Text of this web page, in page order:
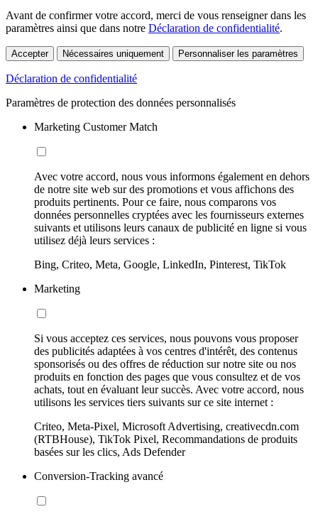
Avant de confirmer votre accord, merci de vous renseigner dans les
paramètres ainsi que dans notre Déclaration de confidentialité.
Accepter Nécessaires uniquement Personnaliser les paramètres
Déclaration de confidentialité
Paramètres de protection des données personnalisés
Marketing Customer Match
Avec votre accord, nous vous informons également en dehors
de notre site web sur des promotions et vous affichons des
produits pertinents. Pour ce faire, nous comparons vos
données personnelles cryptées avec les fournisseurs externes
suivants et utilisons leurs canaux de publicité en ligne si vous
utilisez déjà leurs services :
Bing, Criteo, Meta, Google, LinkedIn, Pinterest, TikTok
Marketing
Si vous acceptez ces services, nous pouvons vous proposer
des publicités adaptées à vos centres d'intérêt, des contenus
sponsorisés ou des offres de réduction sur notre site ou nos
produits en fonction des pages que vous consultez et de vos
achats, tout en évaluant leur succès. Avec votre accord, nous
utilisons les services tiers suivants sur ce site internet :
Criteo, Meta-Pixel, Microsoft Advertising, creativecdn.com
(RTBHouse), TikTok Pixel, Recommandations de produits
basées sur les clics, Ads Defender
Conversion-Tracking avancé